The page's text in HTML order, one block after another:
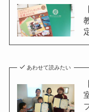
あわせて読みたい